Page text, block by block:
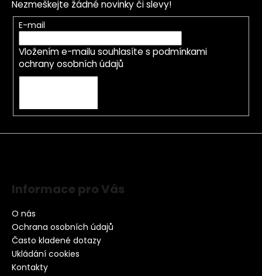
Nezmeškejte žádné novinky či slevy!
E-mail
Vložením e-mailu souhlasíte s podmínkami
ochrany osobních údajů
Informace pro Vás
O nás
Ochrana osobních údajů
Často kladené dotazy
Ukládání cookies
Kontakty